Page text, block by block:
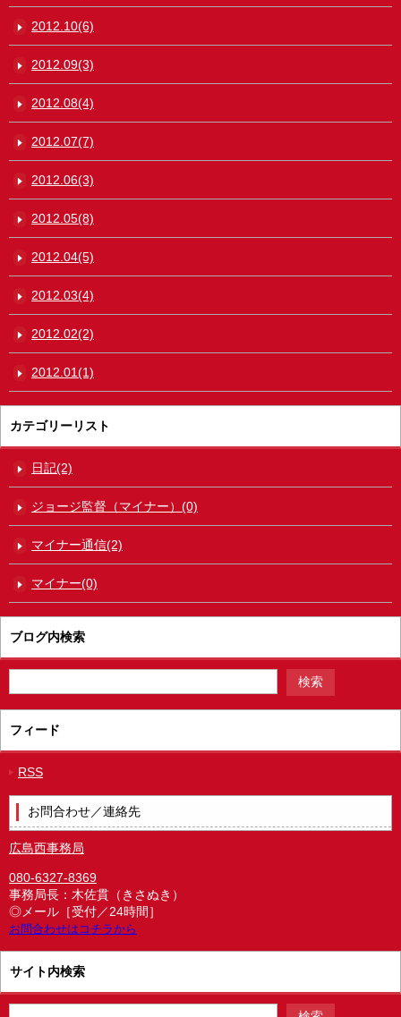
2012.10(6)
2012.09(3)
2012.08(4)
2012.07(7)
2012.06(3)
2012.05(8)
2012.04(5)
2012.03(4)
2012.02(2)
2012.01(1)
カテゴリーリスト
日記(2)
ジョージ監督（マイナー）(0)
マイナー通信(2)
マイナー(0)
ブログ内検索
フィード
RSS
お問合わせ／連絡先
広島西事務局
080-6327-8369
事務局長：木佐貫（きさぬき）
◎メール［受付／24時間］
お問合わせはコチラから
サイト内検索